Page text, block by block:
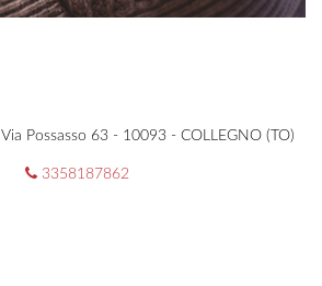
Via Possasso 63 - 10093 - COLLEGNO (TO)
3358187862